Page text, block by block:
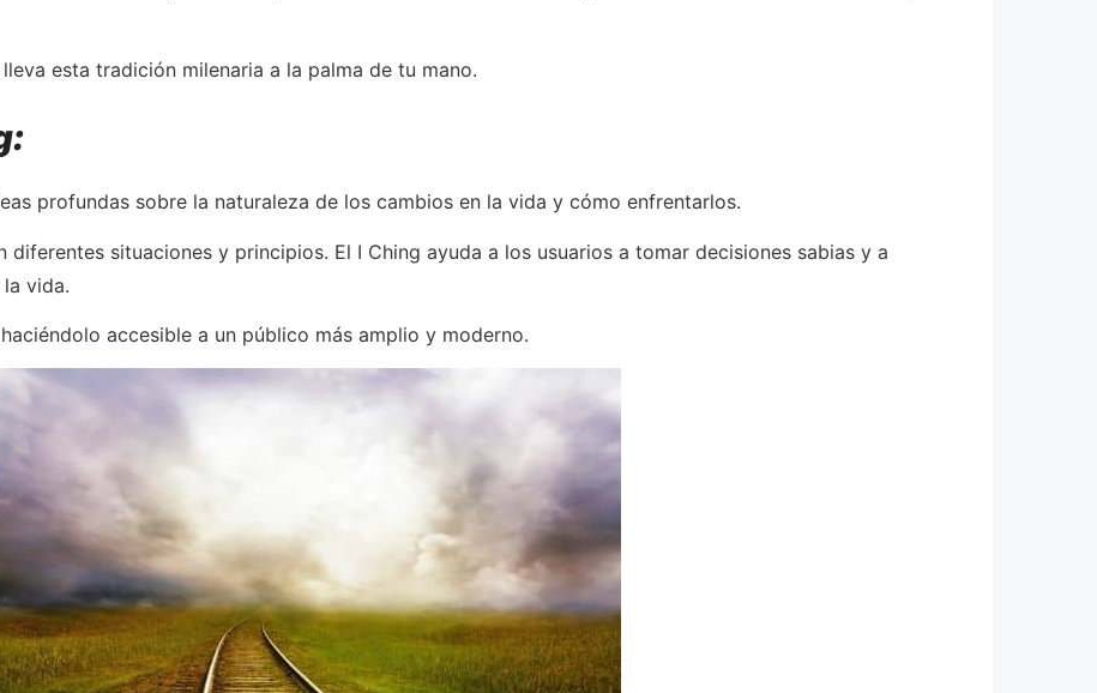
esta tradición milenaria a la palma de tu mano.
profundas sobre la naturaleza de los cambios en la vida y cómo enfrentarlos.
diferentes situaciones y principios. El I Ching ayuda a los usuarios a tomar decisiones sabias y a
vida.
accesible a un público más amplio y moderno.